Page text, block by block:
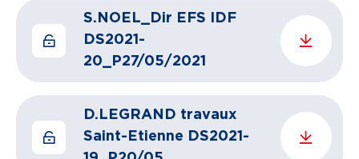
S.NOEL_Dir EFS IDF
DS2021-
20_P27/05/2021
D.LEGRAND travaux
Saint-Etienne DS2021-